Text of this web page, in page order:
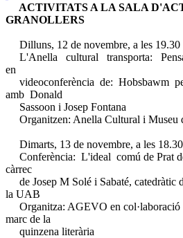
ACTIVITATS A LA SALA
GRANOLLERS
Dilluns, 12 de novembre, a les 19.30
L'Anella cultural transporta:
en
videoconferència de: Hobsbawm
amb Donald
Sassoon i Josep Fontana
Organitzen: Anella Cultural i Museu
Dimarts, 13 de novembre, a les
Conferència: L'ideal comú de Prat
càrrec
de Josep M Solé i Sabaté, catedràtic
la UAB
Organitza: AGEVO en col·laboració
marc de la
quinzena literària